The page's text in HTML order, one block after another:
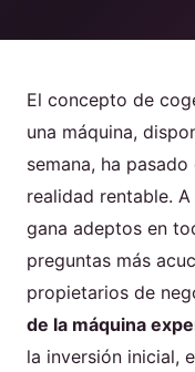
Producto
Póngase en
Spanish
English
Russian
Arabic
El concepto de
una máquina,
semana, ha
realidad rentable.
gana adeptos en
preguntas más
propietarios de
de la máquina
la inversión inicial,